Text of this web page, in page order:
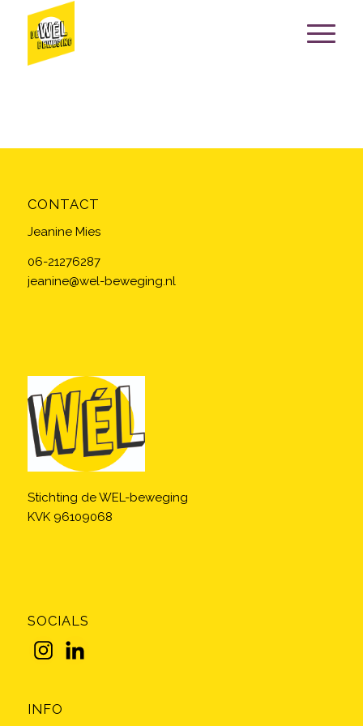
CONTACT
Jeanine Mies
06-21276287
jeanine@wel-beweging.nl
Stichting de WEL-beweging
KVK 96109068
SOCIALS
INFO